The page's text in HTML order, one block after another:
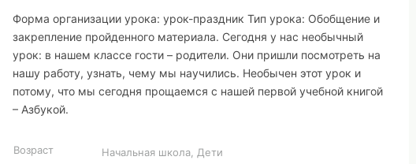
Форма организации урока: урок-праздник Тип урока: Обобщение и
закрепление пройденного материала. Сегодня у нас необычный
урок: в нашем классе гости – родители. Они пришли посмотреть на
нашу работу, узнать, чему мы научились. Необычен этот урок и
потому, что мы сегодня прощаемся с нашей первой учебной книгой
– Азбукой.
Возраст
Начальная школа, Дети